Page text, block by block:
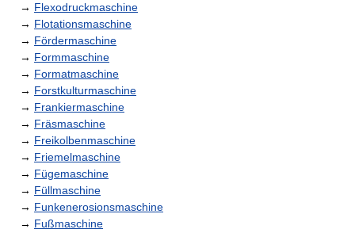
→ Flexodruckmaschine
→ Flotationsmaschine
→ Fördermaschine
→ Formmaschine
→ Formatmaschine
→ Forstkulturmaschine
→ Frankiermaschine
→ Fräsmaschine
→ Freikolbenmaschine
→ Friemelmaschine
→ Fügemaschine
→ Füllmaschine
→ Funkenerosionsmaschine
→ Fußmaschine